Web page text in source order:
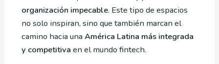
organización impecable. Este tipo de espacios
no solo inspiran, sino que también marcan el
camino hacia una América Latina más integrada
y competitiva en el mundo fintech.